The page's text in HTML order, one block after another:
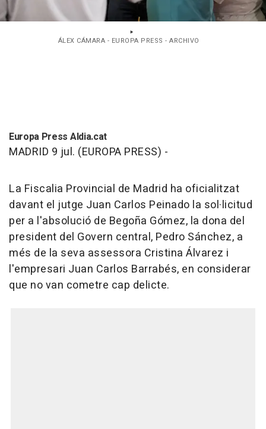
ÁLEX CÁMARA - EUROPA PRESS - ARCHIVO
Europa Press Aldia.cat
MADRID 9 jul. (EUROPA PRESS) -
La Fiscalia Provincial de Madrid ha oficialitzat
davant el jutge Juan Carlos Peinado la sol·licitud
per a l'absolució de Begoña Gómez, la dona del
president del Govern central, Pedro Sánchez, a
més de la seva assessora Cristina Álvarez i
l'empresari Juan Carlos Barrabés, en considerar
que no van cometre cap delicte.